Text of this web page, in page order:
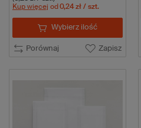
Kup więcej od 0,24 zł / szt.
Porównaj Zapisz
Wybierz ilość